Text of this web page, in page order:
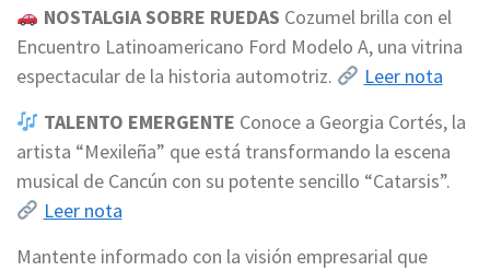
NOSTALGIA SOBRE RUEDAS Cozumel brilla con el
Encuentro Latinoamericano Ford Modelo A, una vitrina
espectacular de la historia automotriz.
Leer nota
TALENTO EMERGENTE Conoce a Georgia Cortés, la
artista “Mexileña” que está transformando la escena
musical de Cancún con su potente sencillo “Catarsis”.
Leer nota
Mantente informado con la visión empresarial que